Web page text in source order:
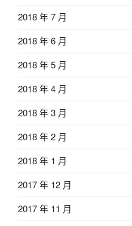
2018 年 7 月
2018 年 6 月
2018 年 5 月
2018 年 4 月
2018 年 3 月
2018 年 2 月
2018 年 1 月
2017 年 12 月
2017 年 11 月